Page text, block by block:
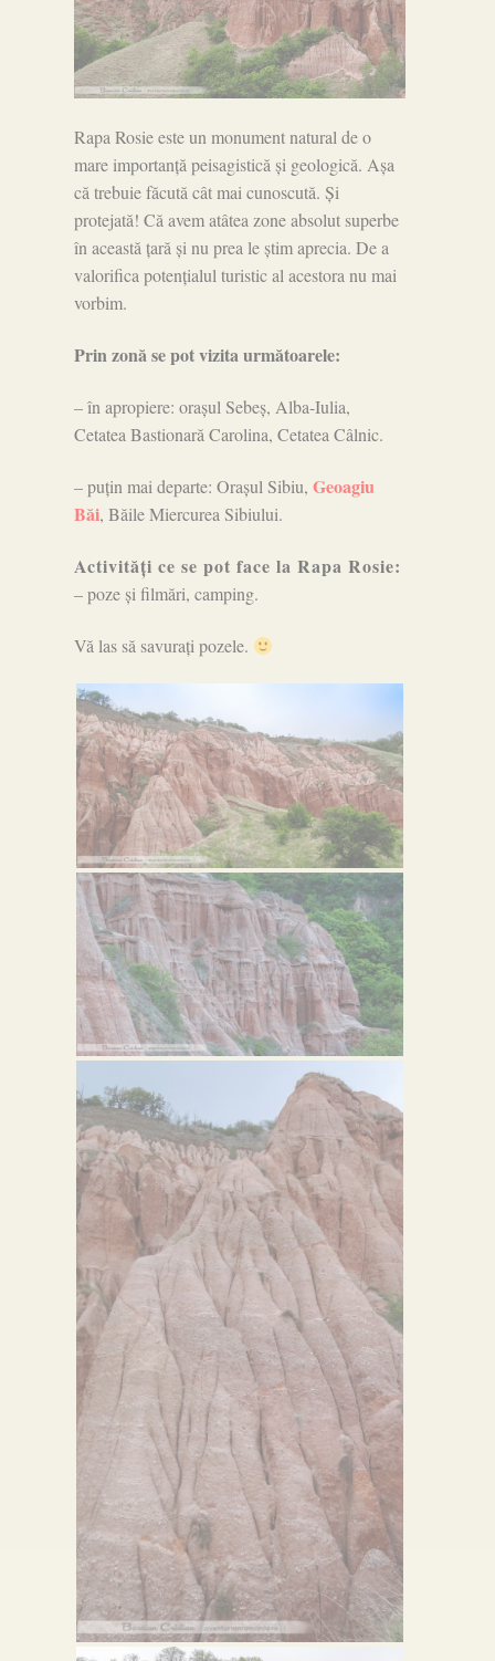
Rapa Rosie este un monument natural de o
mare importanță peisagistică și geologică. Așa
că trebuie făcută cât mai cunoscută. Și
protejată! Că avem atâtea zone absolut superbe
în această țară și nu prea le știm aprecia. De a
valorifica potențialul turistic al acestora nu mai
vorbim.
Prin zonă se pot vizita următoarele:
– în apropiere: orașul Sebeș, Alba-Iulia,
Cetatea Bastionară Carolina, Cetatea Câlnic.
– puțin mai departe: Orașul Sibiu, Geoagiu
Băi, Băile Miercurea Sibiului.
Activități ce se pot face la Rapa Rosie:
– poze și filmări, camping.
Vă las să savurați pozele.